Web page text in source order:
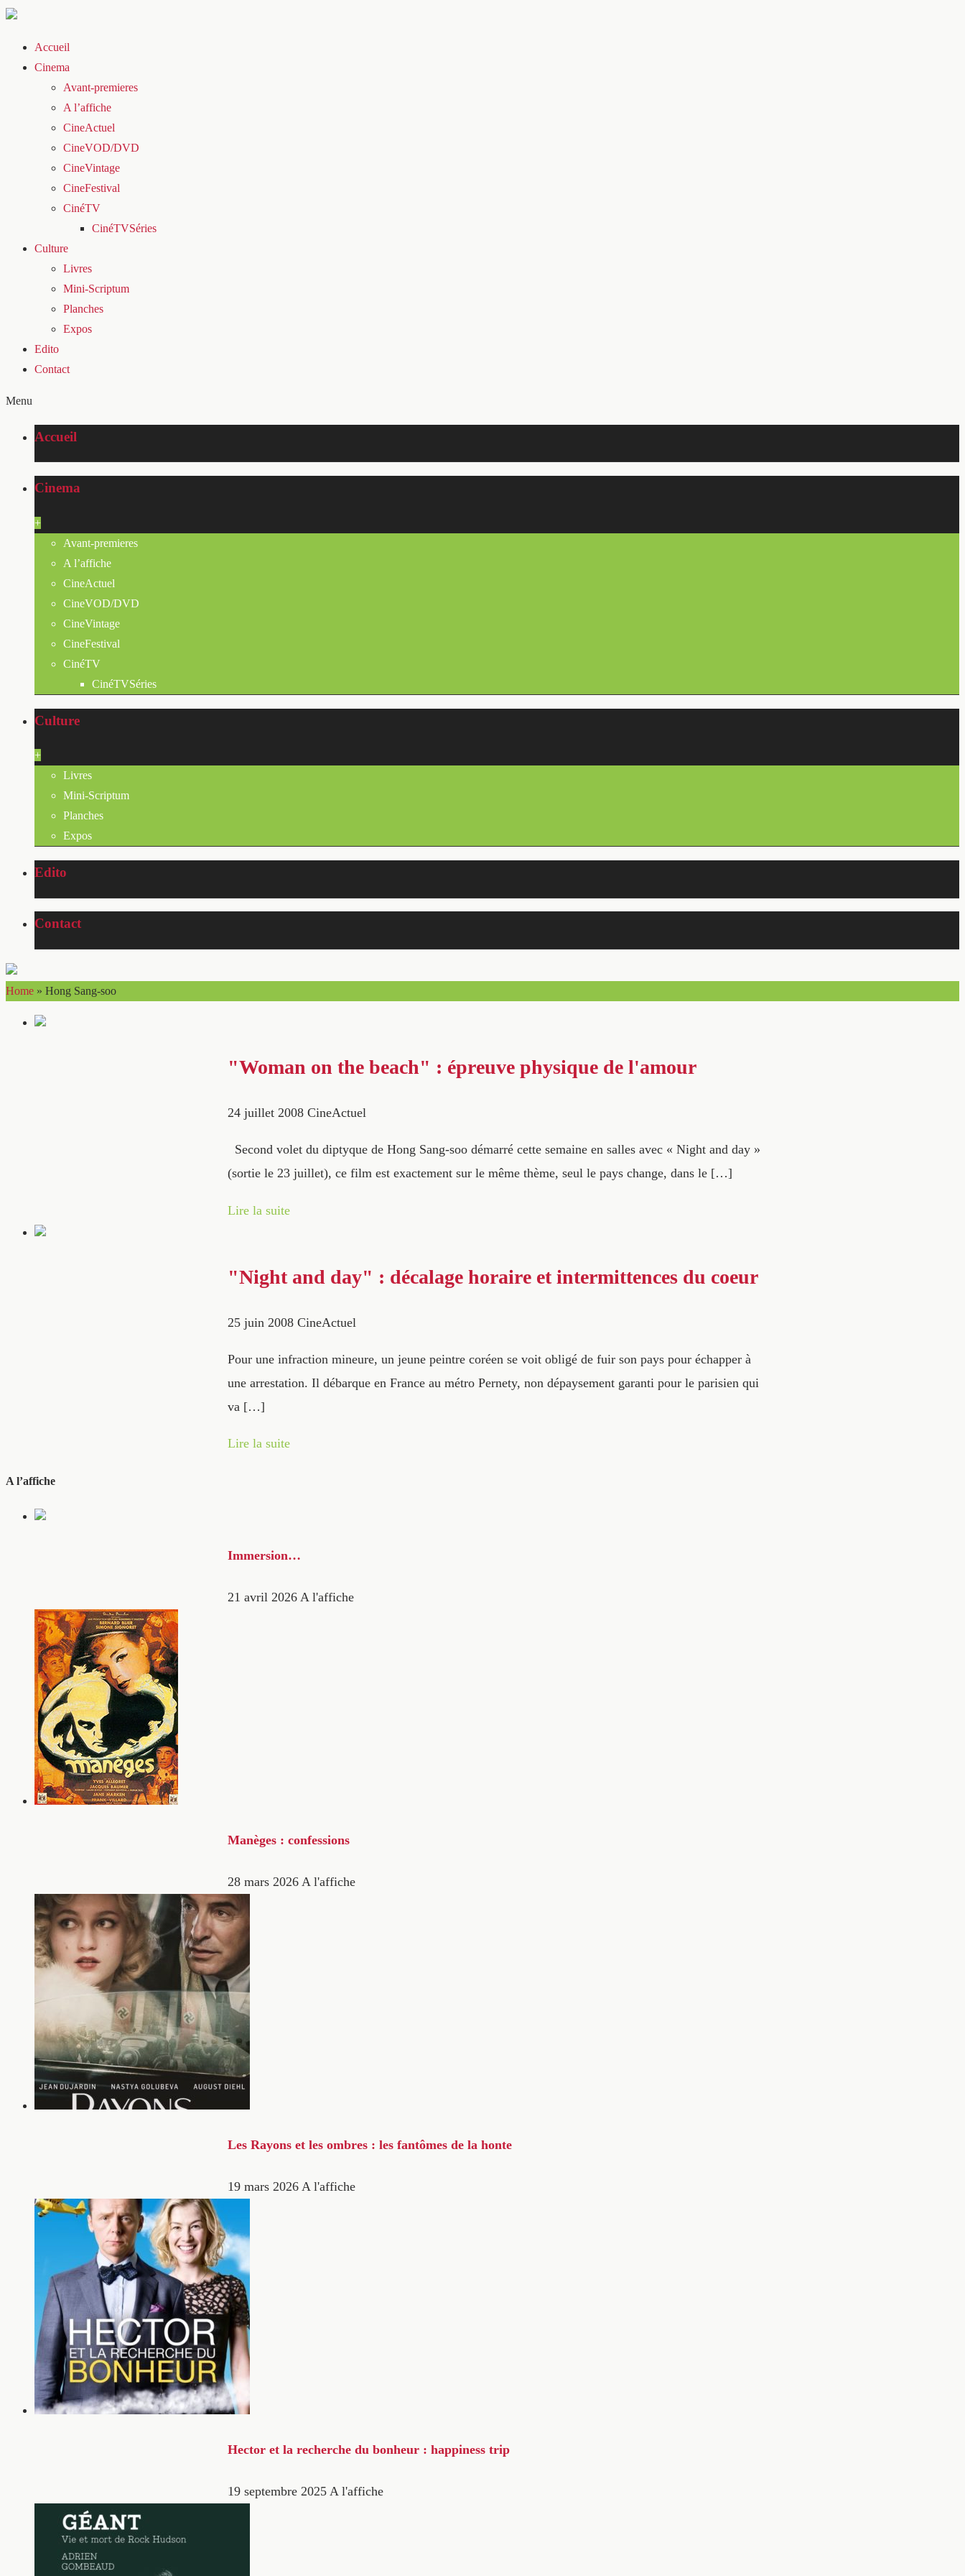
Accueil
Cinema
Avant-premieres
A l’affiche
CineActuel
CineVOD/DVD
CineVintage
CineFestival
CinéTV
CinéTVSéries
Culture
Livres
Mini-Scriptum
Planches
Expos
Edito
Contact
Menu
Accueil
Cinema
+
Avant-premieres
A l’affiche
CineActuel
CineVOD/DVD
CineVintage
CineFestival
CinéTV
CinéTVSéries
Culture
+
Livres
Mini-Scriptum
Planches
Expos
Edito
Contact
Home » Hong Sang-soo
"Woman on the beach" : épreuve physique de l'amour
24 juillet 2008 CineActuel
Second volet du diptyque de Hong Sang-soo démarré cette semaine en salles avec « Night and day »
(sortie le 23 juillet), ce film est exactement sur le même thème, seul le pays change, dans le […]
Lire la suite
"Night and day" : décalage horaire et intermittences du coeur
25 juin 2008 CineActuel
Pour une infraction mineure, un jeune peintre coréen se voit obligé de fuir son pays pour échapper à
une arrestation. Il débarque en France au métro Pernety, non dépaysement garanti pour le parisien qui
va […]
Lire la suite
A l’affiche
Immersion…
21 avril 2026 A l'affiche
Manèges : confessions
28 mars 2026 A l'affiche
Les Rayons et les ombres : les fantômes de la honte
19 mars 2026 A l'affiche
Hector et la recherche du bonheur : happiness trip
19 septembre 2025 A l'affiche